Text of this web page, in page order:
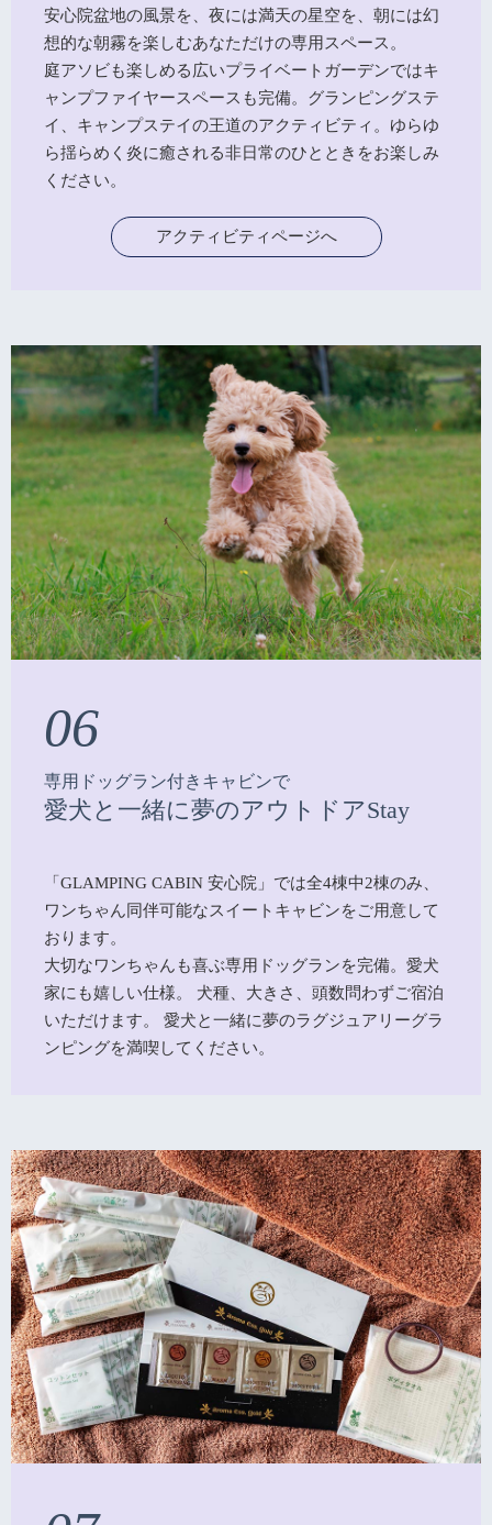
安心院盆地の風景を、夜には満天の星空を、朝には幻
想的な朝霧を楽しむあなただけの専用スペース。
庭アソビも楽しめる広いプライベートガーデンではキ
ャンプファイヤースペースも完備。グランピングステ
イ、キャンプステイの王道のアクティビティ。ゆらゆ
ら揺らめく炎に癒される非日常のひとときをお楽しみ
ください。
アクティビティページへ
06
専用ドッグラン付きキャビンで
愛犬と一緒に夢のアウトドアStay
「GLAMPING CABIN 安心院」では全4棟中2棟のみ、
ワンちゃん同伴可能なスイートキャビンをご用意して
おります。
大切なワンちゃんも喜ぶ専用ドッグランを完備。愛犬
家にも嬉しい仕様。 犬種、大きさ、頭数問わずご宿泊
いただけます。 愛犬と一緒に夢のラグジュアリーグラ
ンピングを満喫してください。